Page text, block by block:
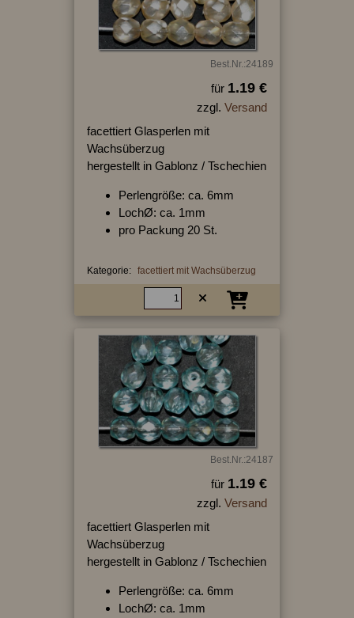
Best.Nr.:24189
für 1.19 €
zzgl. Versand
facettiert Glasperlen mit
Wachsüberzug
hergestellt in Gablonz / Tschechien
Perlengröße: ca. 6mm
LochØ: ca. 1mm
pro Packung 20 St.
Kategorie: facettiert mit Wachsüberzug
Best.Nr.:24187
für 1.19 €
zzgl. Versand
facettiert Glasperlen mit
Wachsüberzug
hergestellt in Gablonz / Tschechien
Perlengröße: ca. 6mm
LochØ: ca. 1mm